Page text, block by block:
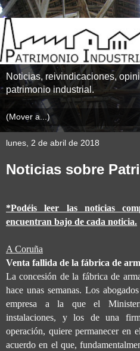
Noticias, reivindicaciones,
patrimonio industrial.
lunes, 2 de abril de 2018
Noticias sobre
*Podéis leer las noticias
encuentran bajo de cada noticia.
A Coruña
Venta fallida de la fábrica de
La concesión de la fábrica de
hace unas semanas. Los
empresa a la que el
instalaciones, y los de una
operación, quiere permanecer en
acuerdo en el que,